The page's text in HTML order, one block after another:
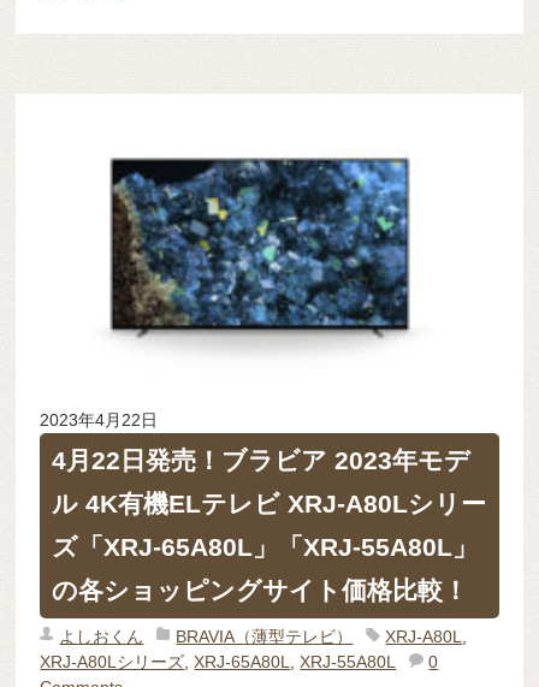
2023年4月22日
4月22日発売！ブラビア 2023年モデ
ル 4K有機ELテレビ XRJ-A80Lシリー
ズ「XRJ-65A80L」「XRJ-55A80L」
の各ショッピングサイト価格比較！
よしおくん BRAVIA（薄型テレビ） XRJ-A80L
XRJ-A80Lシリーズ ,XRJ-65A80L ,XRJ-55A80L
0